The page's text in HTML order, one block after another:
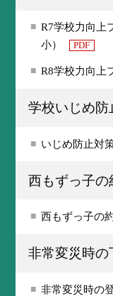
R7学校力向上
小）
PDF
R8学校力向上
学校いじめ防
いじめ防止対
西もずっ子の
西もずっ子の
非常変災時の
非常変災時の